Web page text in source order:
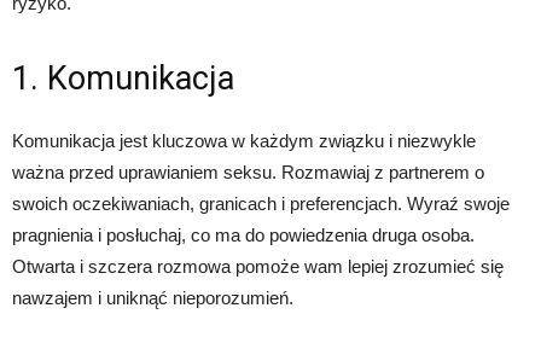
1. Komunikacja
Komunikacja jest kluczowa w każdym związku i niezwykle
ważna przed uprawianiem seksu. Rozmawiaj z partnerem o
swoich oczekiwaniach, granicach i preferencjach. Wyraź swoje
pragnienia i posłuchaj, co ma do powiedzenia druga osoba.
Otwarta i szczera rozmowa pomoże wam lepiej zrozumieć się
nawzajem i uniknąć nieporozumień.